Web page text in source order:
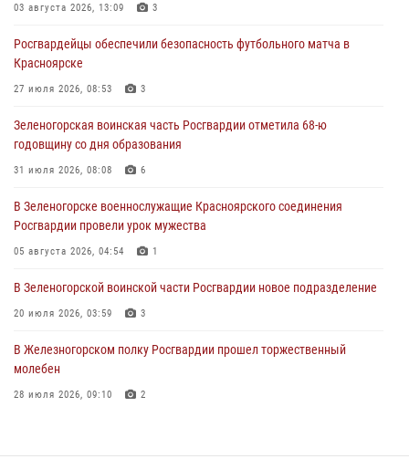
04 августа 2026, 09:57
Сотрудники Росгвардии обеспечили общественный порядок во
время проведения экстремального заплыва в Дудинке
04 августа 2026, 08:36
В Красноярске сотрудники Росгвардии задержали подозреваемого
в серии краж из супермаркета
04 августа 2026, 06:50
Военнослужащие Красноярского соединения Росгвардии
познакомили отдыхающих детей с тонкостями РХБ защиты
03 августа 2026, 13:12 2
03 августа 2026, 13:09 3
Росгвардейцы обеспечили безопасность футбольного матча в
Красноярске
27 июля 2026, 08:53 3
Зеленогорская воинская часть Росгвардии отметила 68-ю
годовщину со дня образования
31 июля 2026, 08:08 6
В Зеленогорске военнослужащие Красноярского соединения
Росгвардии провели урок мужества
05 августа 2026, 04:54 1
В Зеленогорской воинской части Росгвардии новое подразделение
20 июля 2026, 03:59 3
В Железногорском полку Росгвардии прошел торжественный
молебен
28 июля 2026, 09:10 2